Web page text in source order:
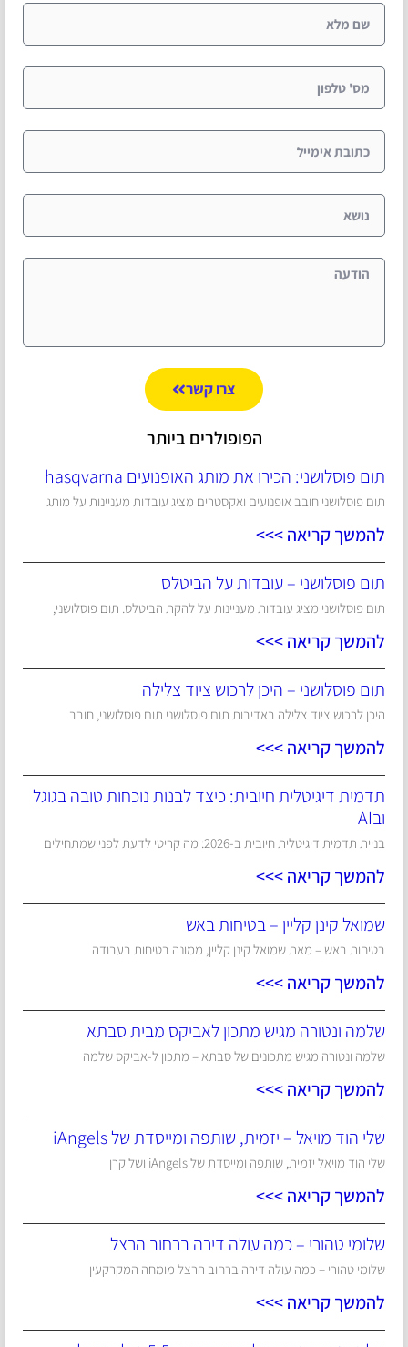
צרו קשר
הפופולרים ביותר
תום פוסלושני: הכירו את מותג האופנועים hasqvarna
תום פוסלושני חובב אופנועים ואקסטרים מציג עובדות מעניינות על מותג
להמשך קריאה >>>
תום פוסלושני – עובדות על הביטלס
תום פוסלושני מציג עובדות מעניינות על להקת הביטלס. תום פוסלושני,
להמשך קריאה >>>
תום פוסלושני – היכן לרכוש ציוד צלילה
היכן לרכוש ציוד צלילה באדיבות תום פוסלושני תום פוסלושני, חובב
להמשך קריאה >>>
תדמית דיגיטלית חיובית: כיצד לבנות נוכחות טובה בגוגל
ובAI
בניית תדמית דיגיטלית חיובית ב-2026: מה קריטי לדעת לפני שמתחילים
להמשך קריאה >>>
שמואל קינן קליין – בטיחות באש
בטיחות באש – מאת שמואל קינן קליין, ממונה בטיחות בעבודה
להמשך קריאה >>>
שלמה ונטורה מגיש מתכון לאביקס מבית סבתא
שלמה ונטורה מגיש מתכונים של סבתא – מתכון ל-אביקס שלמה
להמשך קריאה >>>
שלי הוד מויאל – יזמית, שותפה ומייסדת של iAngels
שלי הוד מויאל יזמית, שותפה ומייסדת של iAngels ושל קרן
להמשך קריאה >>>
שלומי טהורי – כמה עולה דירה ברחוב הרצל
שלומי טהורי – כמה עולה דירה ברחוב הרצל מומחה המקרקעין
להמשך קריאה >>>